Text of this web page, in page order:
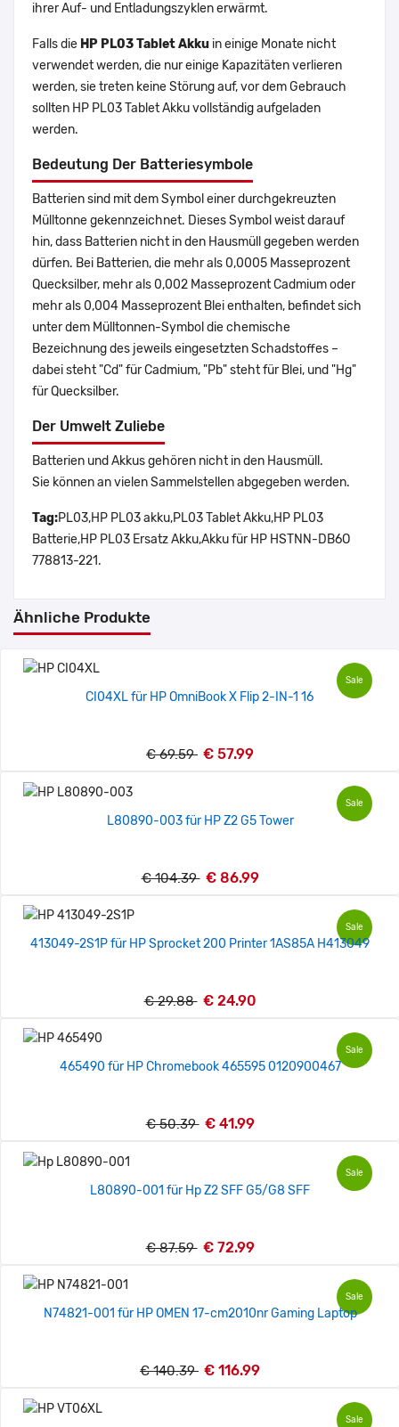
ihrer Auf- und Entladungszyklen erwärmt.
Falls die HP PL03 Tablet Akku in einige Monate nicht
verwendet werden, die nur einige Kapazitäten verlieren
werden, sie treten keine Störung auf, vor dem Gebrauch
sollten HP PL03 Tablet Akku vollständig aufgeladen
werden.
Bedeutung Der Batteriesymbole
Batterien sind mit dem Symbol einer durchgekreuzten
Mülltonne gekennzeichnet. Dieses Symbol weist darauf
hin, dass Batterien nicht in den Hausmüll gegeben werden
dürfen. Bei Batterien, die mehr als 0,0005 Masseprozent
Quecksilber, mehr als 0,002 Masseprozent Cadmium oder
mehr als 0,004 Masseprozent Blei enthalten, befindet sich
unter dem Mülltonnen-Symbol die chemische
Bezeichnung des jeweils eingesetzten Schadstoffes –
dabei steht "Cd" für Cadmium, "Pb" steht für Blei, und "Hg"
für Quecksilber.
Der Umwelt Zuliebe
Batterien und Akkus gehören nicht in den Hausmüll.
Sie können an vielen Sammelstellen abgegeben werden.
Tag:PL03,HP PL03 akku,PL03 Tablet Akku,HP PL03
Batterie,HP PL03 Ersatz Akku,Akku für HP HSTNN-DB6O
778813-221.
Ähnliche Produkte
Sale
CI04XL für HP OmniBook X Flip 2-IN-1 16
€ 69.59 € 57.99
Sale
L80890-003 für HP Z2 G5 Tower
€ 104.39 € 86.99
Sale
413049-2S1P für HP Sprocket 200 Printer 1AS85A H413049
€ 29.88 € 24.90
Sale
465490 für HP Chromebook 465595 0120900467
€ 50.39 € 41.99
Sale
L80890-001 für Hp Z2 SFF G5/G8 SFF
€ 87.59 € 72.99
Sale
N74821-001 für HP OMEN 17-cm2010nr Gaming Laptop
€ 140.39 € 116.99
Sale